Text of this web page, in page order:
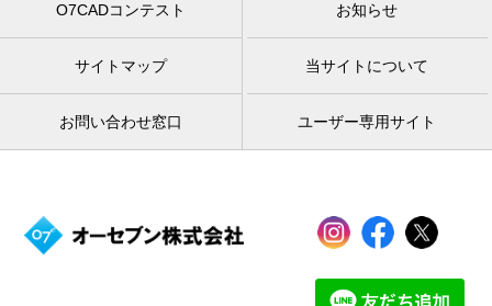
O7CADコンテスト お知らせ
サイトマップ 当サイトについて
お問い合わせ窓口 ユーザー専用サイト